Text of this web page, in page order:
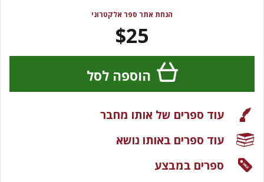
הנחת אתר ספר אלקטרוני
$25
הוספה לסל
עוד ספרים של אותו מחבר
עוד ספרים באותו נושא
ספרים במבצע